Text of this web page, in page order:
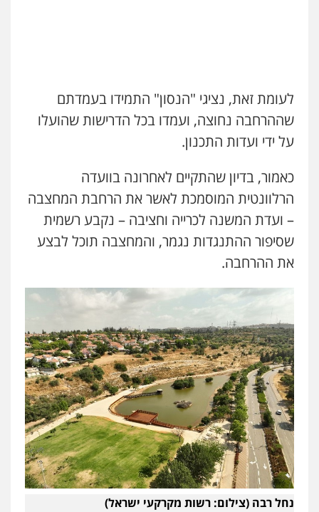
לעומת זאת, נציגי "הנסון" התמידו בעמדתם
שההרחבה נחוצה, ועמדו בכל הדרישות שהועלו
על ידי ועדות התכנון.
כאמור, בדיון שהתקיים לאחרונה בוועדה
הרלוונטית המוסמכת לאשר את הרחבת המחצבה
– ועדת המשנה לכרייה וחציבה – נקבע רשמית
שסיפור ההתנגדות נגמר, והמחצבה תוכל לבצע
את ההרחבה.
נחל רבה (צילום: רשות מקרקעי ישראל)
עו"ד ד"ר איתן פינקלשטיין
כלכלי הלבנת הון חילוט ייעוץ לעורכי דין
0507061374
מצגר ושות', חברת עורכי דין
נדל"ן / עסקים משפחה תעבורה
הוצאה לפועל
0545402829
אבי אמר משרד עורכי דין
פלילי משפחה אזרחי מסחרי
0502130230
אברהם שהבזי – משרד עורכי דין
מיסים כלכלי פלילי פשיעה כלכלית הלבנת
הון
0504456555